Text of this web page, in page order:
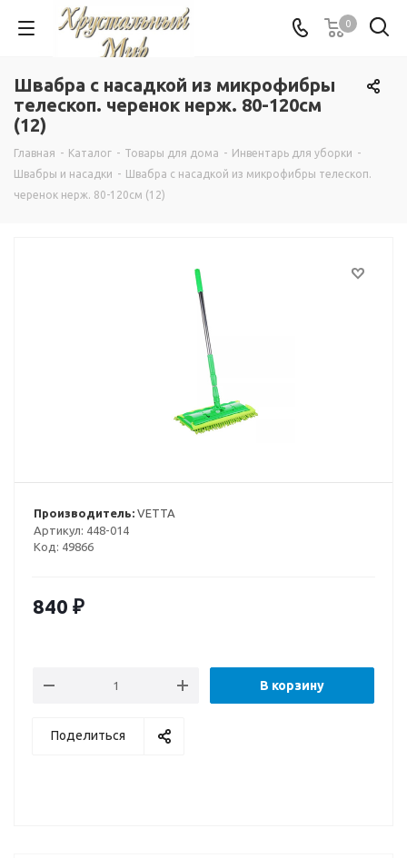
0
Швабра с насадкой из микрофибры
телескоп. черенок нерж. 80-120см
(12)
Главная - Каталог - Товары для дома - Инвентарь для уборки -
Швабры и насадки - Швабра с насадкой из микрофибры телескоп.
черенок нерж. 80-120см (12)
Производитель: VETTA
Артикул: 448-014
Код: 49866
840 ₽
В корзину
Поделиться